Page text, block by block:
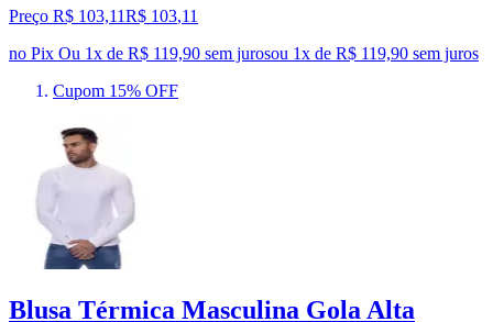
Preço R$ 103,11R$ 103,11
no Pix Ou 1x de R$ 119,90 sem jurosou 1x de R$ 119,90 sem juros
Cupom 15% OFF
Blusa Térmica Masculina Gola Alta